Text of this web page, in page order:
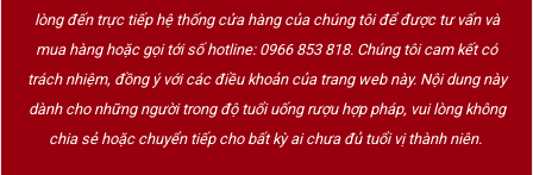
lòng đến trực tiếp hệ thống cửa hàng của chúng tôi để được tư vấn và
mua hàng hoặc gọi tới số hotline: 0966 853 818. Chúng tôi cam kết có
trách nhiệm, đồng ý với các điều khoản của trang web này. Nội dung này
dành cho những người trong độ tuổi uống rượu hợp pháp, vui lòng không
chia sẻ hoặc chuyển tiếp cho bất kỳ ai chưa đủ tuổi vị thành niên.